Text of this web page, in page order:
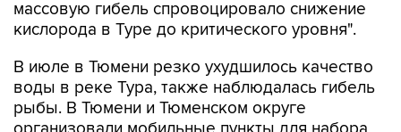
массовую гибель спровоцировало снижение
кислорода в Туре до критического уровня".
В июле в Тюмени резко ухудшилось качество
воды в реке Тура, также наблюдалась гибель
рыбы. В Тюмени и Тюменском округе